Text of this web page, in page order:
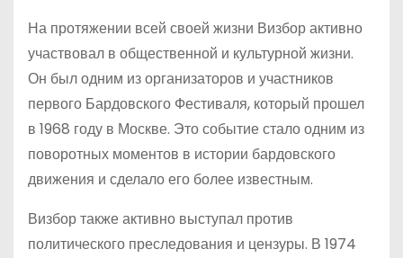
На протяжении всей своей жизни Визбор активно
участвовал в общественной и культурной жизни.
Он был одним из организаторов и участников
первого Бардовского Фестиваля, который прошел
в 1968 году в Москве. Это событие стало одним из
поворотных моментов в истории бардовского
движения и сделало его более известным.
Визбор также активно выступал против
политического преследования и цензуры. В 1974